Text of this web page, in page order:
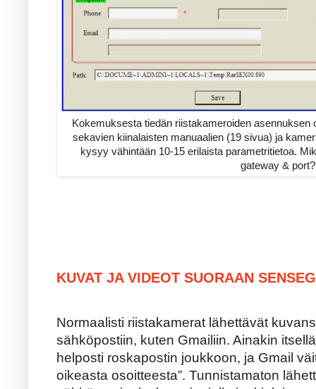
Kokemuksesta tiedän riistakameroiden asennuksen
sekavien kiinalaisten manuaalien (19 sivua) ja
kysyy vähintään 10-15 erilaista parametritietoa.
gateway &
KUVAT JA VIDEOT SUORAAN
Normaalisti riistakamerat lähettävät
sähköpostiin, kuten Gmailiin. Ainakin
helposti roskapostin joukkoon, ja Gmail
oikeasta osoitteesta”. Tunnistamaton